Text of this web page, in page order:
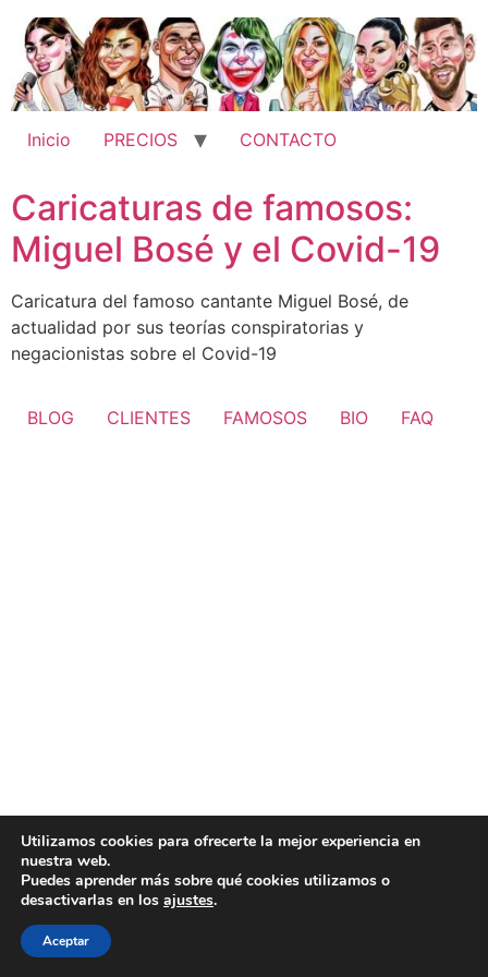
contenido
Inicio PRECIOS CONTACTO
Caricaturas de famosos:
Miguel Bosé y el Covid-19
Caricatura del famoso cantante Miguel Bosé, de
actualidad por sus teorías conspiratorias y
negacionistas sobre el Covid-19
BLOG CLIENTES FAMOSOS BIO FAQ
Utilizamos cookies para ofrecerte la mejor experiencia en
nuestra web.
Puedes aprender más sobre qué cookies utilizamos o
desactivarlas en los ajustes.
Aceptar